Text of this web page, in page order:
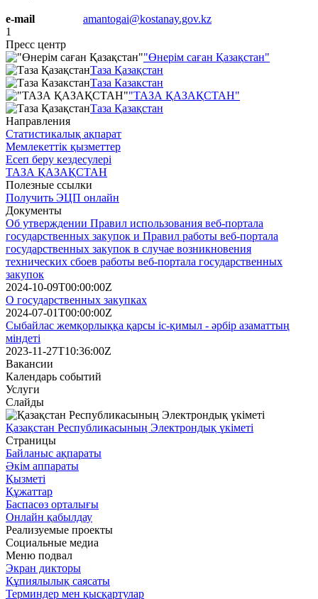
e-mail
amantogai@kostanay.gov.kz
1
Пресс центр
"Өнерім саған Қазақстан"
Таза Қазақстан
Таза Казакстан
"ТАЗА ҚАЗАҚСТАН"
Таза Қазақстан
Направления
Статистикалық ақпарат
Мемлекеттік қызметтер
Есеп беру кездесулері
ТАЗА ҚАЗАҚСТАН
Полезные ссылки
Получить ЭЦП онлайн
Документы
Об утверждении Правил использования веб-портала
государственных закупок и Правил работы веб-портала
государственных закупок в случае возникновения
технических сбоев работы веб-портала государственных
закупок
2024-10-09T00:00:00Z
О государственных закупках
2024-07-01T00:00:00Z
Сыбайлас жемқорлыққа қарсы іс-қимыл - әрбір азаматтың
міндеті
2023-11-27T10:36:00Z
Вакансии
Календарь событий
Услуги
Слайды
Қазақстан Республикасының Электрондық үкіметі
Страницы
Байланыс ақпараты
Әкім аппараты
Қызметі
Құжаттар
Баспасөз орталығы
Онлайн қабылдау
Реализуемые проекты
Социальные медиа
Меню подвал
Экран дикторы
Құпиялылық саясаты
Терминдер мен қысқартулар